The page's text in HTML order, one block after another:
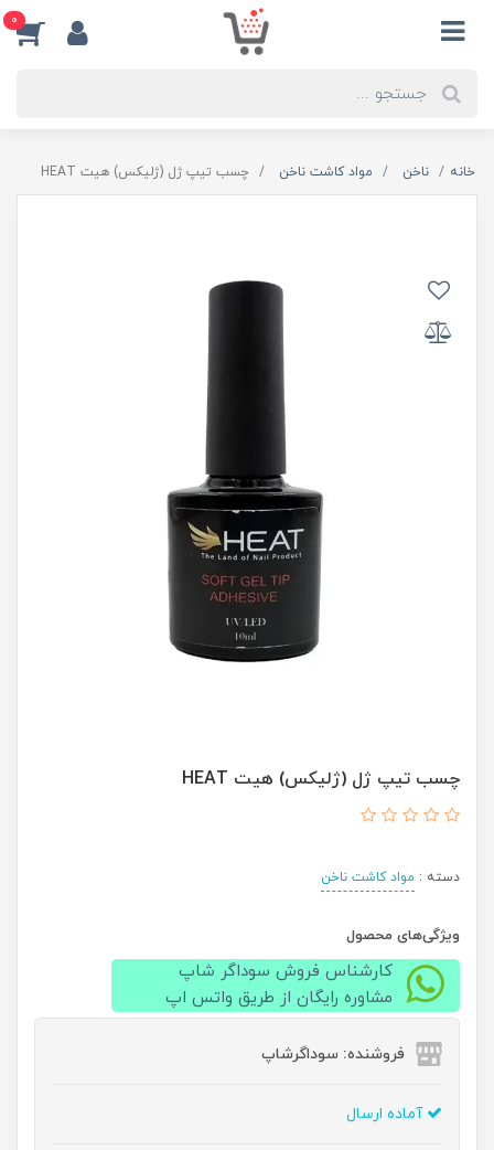
0
خانه ناخن مواد کاشت ناخن چسب تیپ ژل (ژلیکس) هیت HEAT
چسب تیپ ژل (ژلیکس) هیت HEAT
دسته : مواد کاشت ناخن
ویژگی‌های محصول
کارشناس فروش سوداگر شاپ
مشاوره رایگان از طریق واتس اپ
فروشنده: سوداگرشاپ
آماده ارسال